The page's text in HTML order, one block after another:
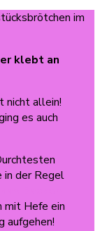
klebt an
nicht allein!
es auch
der Regel
Backen
mit Hefe ein
aufgehen!